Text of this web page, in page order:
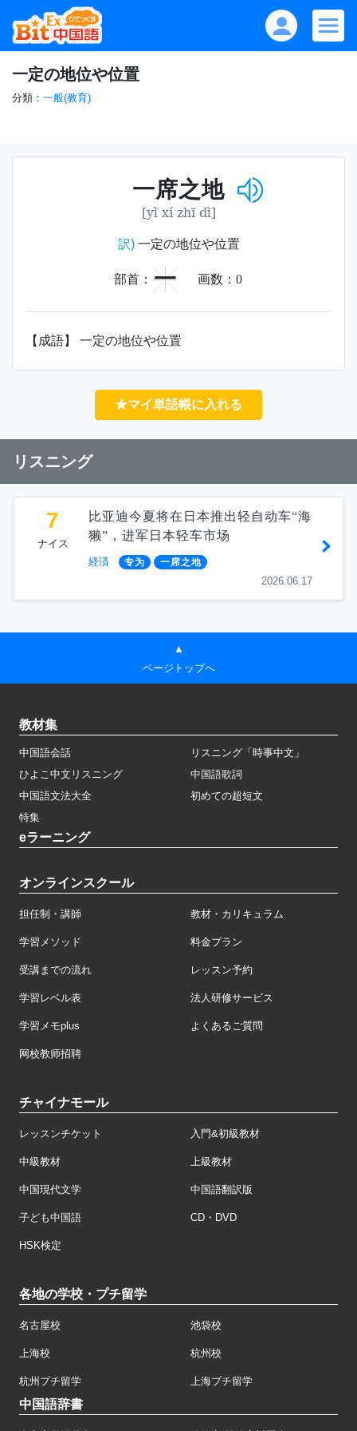
一定の地位や位置
分類： 一般(教育)
一席之地
[yì xí zhī dì]
訳)一定の地位や位置
部首： 一 画数： 0
【成語】 一定の地位や位置
★マイ単語帳に入れる
リスニング
7
ナイス
比亚迪今夏将在日本推出轻自动车“海
獭”，进军日本轻车市场
経済 专为 一席之地
2026.06.17
▲
ページトップへ
教材集
中国語会話
リスニング「時事中文」
ひよこ中文リスニング
中国語歌詞
中国語文法大全
初めての超短文
特集
eラーニング
オンラインスクール
担任制・講師 教材・カリキュラム
学習メソッド 料金プラン
受講までの流れ レッスン予約
学習レベル表 法人研修サービス
学習メモplus よくあるご質問
网校教师招聘
チャイナモール
レッスンチケット 入門&初級教材
中級教材 上級教材
中国現代文学 中国語翻訳版
子ども中国語 CD・DVD
HSK検定
各地の学校・プチ留学
名古屋校 池袋校
上海校 杭州校
杭州プチ留学 上海プチ留学
中国語辞書